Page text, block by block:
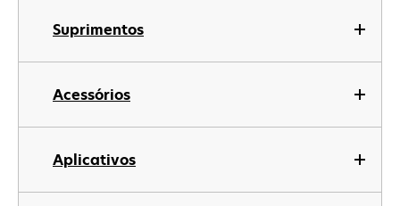
Suprimentos
Acessórios
Aplicativos